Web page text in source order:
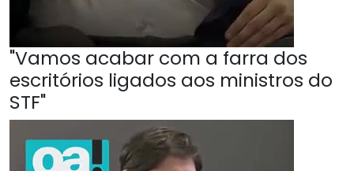
"Vamos acabar com a farra dos
escritórios ligados aos ministros do
STF"